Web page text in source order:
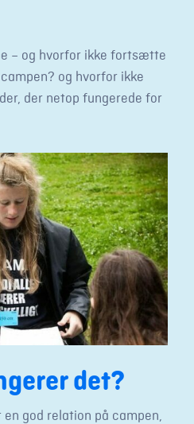
– og hvorfor ikke fortsætte
og hvorfor ikke
der netop fungerede for
det?
en god relation på campen,